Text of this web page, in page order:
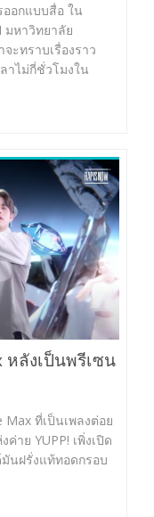
ออกแบบสื่อ ใน
หาวิทยาลัย
ะทราบเรื่องราว
าไม่กี่ชั่วโมงใน
หลังเป็นพรีเซน
ที่เป็นเพลงต่อย
าย YUPP! เพิ่งเปิด
นฝรั่งแท้ทอดกรอบ